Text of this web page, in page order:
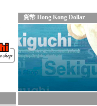
貨幣 Hong Kong Dollar